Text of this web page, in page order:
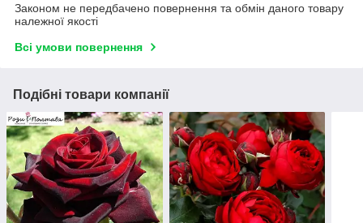
Законом не передбачено повернення та обмін даного товару
належної якості
Всі умови повернення
Подібні товари компанії